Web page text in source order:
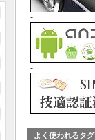
-
-
よく使われるタグ